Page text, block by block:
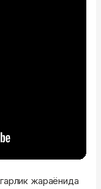
жараёнида